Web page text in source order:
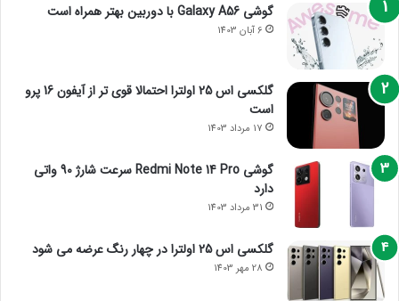
گوشی Galaxy A56 با دوربین بهتر همراه است
6 آبان 1403
گلکسی اس 25 اولترا احتمالا قوی تر از آیفون 16 پرو
است
17 مرداد 1403
گوشی Redmi Note 14 Pro سرعت شارژ 90 واتی
دارد
31 مرداد 1403
گلکسی اس 25 اولترا در چهار رنگ عرضه می شود
28 مهر 1403